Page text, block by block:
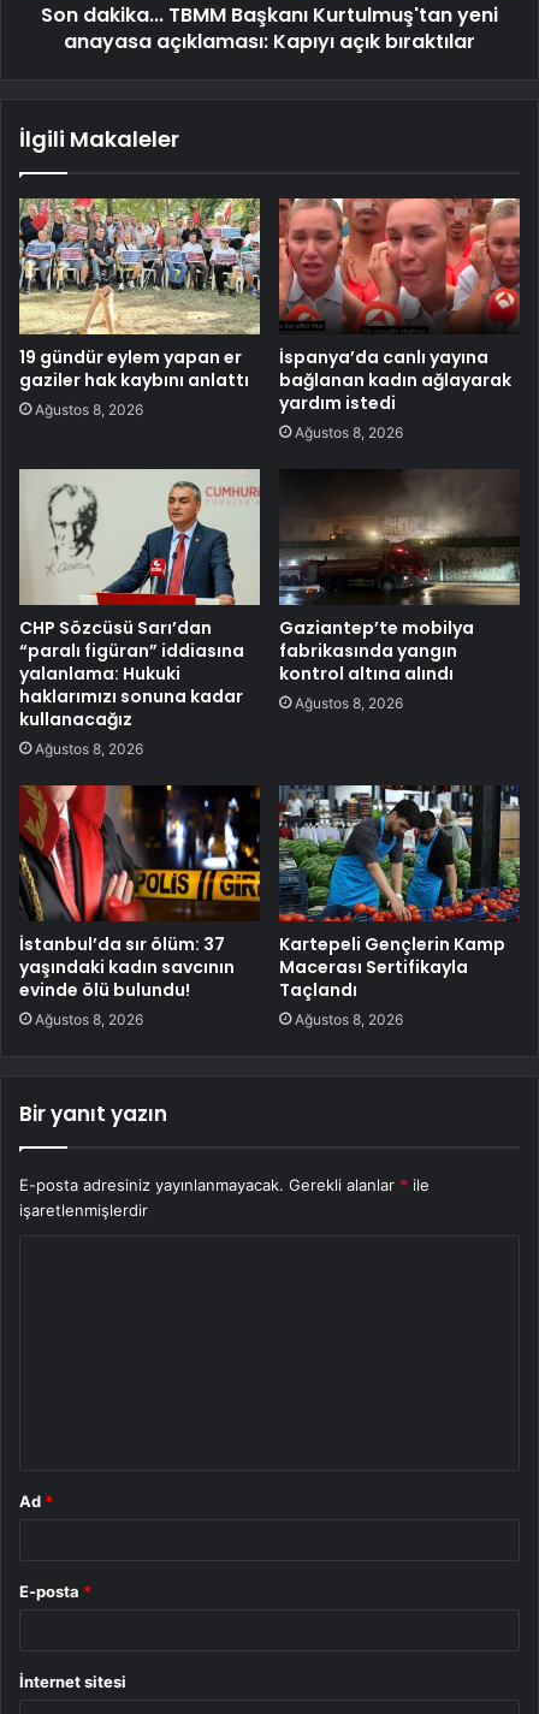
Son dakika... TBMM Başkanı Kurtulmuş'tan yeni
anayasa açıklaması: Kapıyı açık bıraktılar
İlgili Makaleler
19 gündür eylem yapan er
gaziler hak kaybını anlattı
Ağustos 8, 2026
İspanya’da canlı yayına
bağlanan kadın ağlayarak
yardım istedi
Ağustos 8, 2026
CHP Sözcüsü Sarı’dan
“paralı figüran” iddiasına
yalanlama: Hukuki
haklarımızı sonuna kadar
kullanacağız
Ağustos 8, 2026
Gaziantep’te mobilya
fabrikasında yangın
kontrol altına alındı
Ağustos 8, 2026
İstanbul’da sır ölüm: 37
yaşındaki kadın savcının
evinde ölü bulundu!
Ağustos 8, 2026
Kartepeli Gençlerin Kamp
Macerası Sertifikayla
Taçlandı
Ağustos 8, 2026
Bir yanıt yazın
E-posta adresiniz yayınlanmayacak. Gerekli alanlar * ile
işaretlenmişlerdir
Ad *
E-posta *
İnternet sitesi